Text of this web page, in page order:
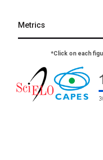
Metrics
*Click on each